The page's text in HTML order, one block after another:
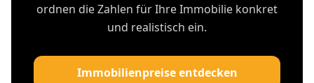
ordnen die Zahlen für Ihre Immobilie konkret
und realistisch ein.
Immobilienpreise entdecken